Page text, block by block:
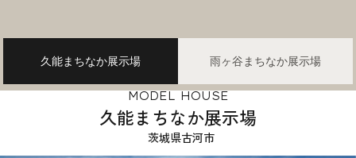
久能まちなか展示場 雨ヶ谷まちなか展示場
MODEL HOUSE
久能まちなか展示場
茨城県古河市